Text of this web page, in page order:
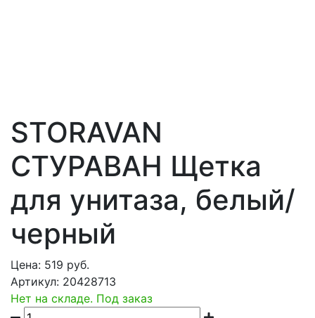
STORAVAN
СТУРАВАН Щетка
для унитаза, белый/
черный
Цена: 519 руб.
Артикул: 20428713
Нет на складе. Под заказ